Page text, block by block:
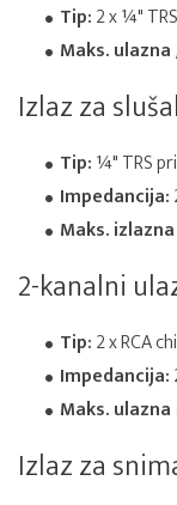
Tip:2 x ¼"
Maks.
Izlaz za
Tip:¼" TRS
Impedancija:
Maks.
2-kanalni
Tip:2 x RCA
Impedancija:
Maks.
Izlaz za